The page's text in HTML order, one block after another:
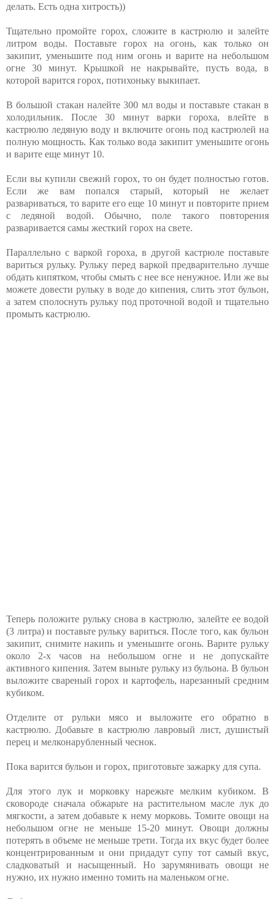
делать. Есть одна хитрость))
Тщательно промойте горох, сложите в кастрюлю и залейте
литром воды. Поставьте горох на огонь, как только он
закипит, уменьшите под ним огонь и варите на небольшом
огне 30 минут. Крышкой не накрывайте, пусть вода, в
которой варится горох, потихоньку выкипает.
В большой стакан налейте 300 мл воды и поставьте стакан в
холодильник. После 30 минут варки гороха, влейте в
кастрюлю ледяную воду и включите огонь под кастрюлей на
полную мощность. Как только вода закипит уменьшите огонь
и варите еще минут 10.
Если вы купили свежий горох, то он будет полностью готов.
Если же вам попался старый, который не желает
развариваться, то варите его еще 10 минут и повторите прием
с ледяной водой. Обычно, поле такого повторения
разваривается самы жесткий горох на свете.
Параллельно с варкой гороха, в другой кастрюле поставьте
вариться рульку. Рульку перед варкой предварительно лучше
обдать кипятком, чтобы смыть с нее все ненужное. Или же вы
можете довести рульку в воде до кипения, слить этот бульон,
а затем сполоснуть рульку под проточной водой и тщательно
промыть кастрюлю.
Теперь положите рульку снова в кастрюлю, залейте ее водой
(3 литра) и поставьте рульку вариться. После того, как бульон
закипит, снимите накипь и уменьшите огонь. Варите рульку
около 2-х часов на небольшом огне и не допускайте
активного кипения. Затем выньте рульку из бульона. В бульон
выложите свареный горох и картофель, нарезанный средним
кубиком.
Отделите от рульки мясо и выложите его обратно в
кастрюлю. Добавьте в кастрюлю лавровый лист, душистый
перец и мелконарубленный чеснок.
Пока варится бульон и горох, приготовьте зажарку для супа.
Для этого лук и морковку нарежьте мелким кубиком. В
сковороде сначала обжарьте на растительном масле лук до
мягкости, а затем добавьте к нему морковь. Томите овощи на
небольшом огне не меньше 15-20 минут. Овощи должны
потерять в объеме не меньше трети. Тогда их вкус будет более
концентрированным и они придадут супу тот самый вкус,
сладковатый и насыщенный. Но зарумянивать овощи не
нужно, их нужно именно томить на маленьком огне.